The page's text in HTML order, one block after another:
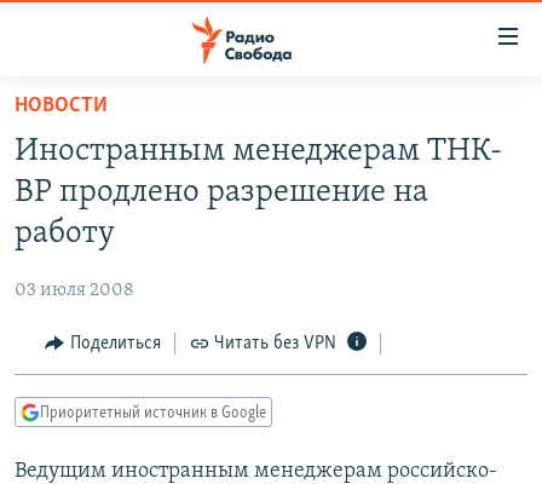
упрощенного
доступа
Вернуться
основному
Вернутся
Вернутся
ПОДКАСТЫ
АВТОРСКИЕ ПРОЕКТЫ
МНЕНИЯ
КУЛЬТУРА
КАВКАЗ.РЕАЛИИ
СЕВЕР.РЕАЛИИ
НОВОСТИ
Иностранным менеджерам ТНК-
BP продлено разрешение на
работу
03 июля 2008
Поделиться Читать без VPN
Приоритетный источник в Google
Ведущим иностранным менеджерам российско-